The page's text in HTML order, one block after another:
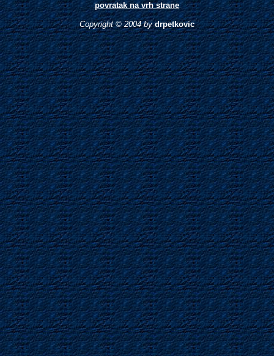
povratak na vrh strane
Copyright © 2004 by drpetkovic